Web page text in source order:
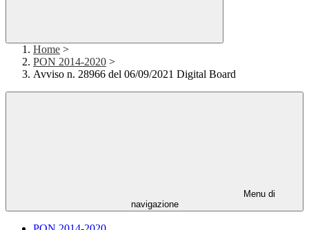
Home >
PON 2014-2020 >
Avviso n. 28966 del 06/09/2021 Digital Board
Menu di
navigazione